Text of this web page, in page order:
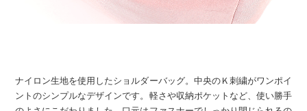
ナイロン生地を使用したショルダーバッグ。中央のＫ刺繍がワンポイ
ントのシンプルなデザインです。軽さや収納ポケットなど、使い勝手